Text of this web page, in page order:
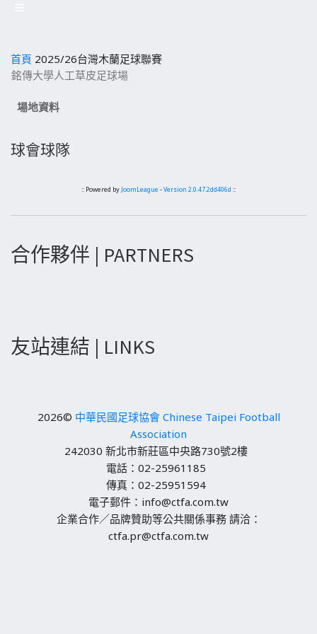
首頁 2025/26台灣木蘭足球聯賽
銘傳大學人工草皮足球場
場地資料
球會球隊
:: Powered by JoomLeague -Version 2.0.47.2dd406d ::
合作夥伴 | PARTNERS
友站連結 | LINKS
2026© 中華民國足球協會 Chinese Taipei Football
Association
242030 新北市新莊區中央路730號2樓
電話：02-25961185
傳真：02-25951594
電子郵件：info@ctfa.com.tw
企業合作／品牌贊助等公共關係事務 請洽：
ctfa.pr@ctfa.com.tw